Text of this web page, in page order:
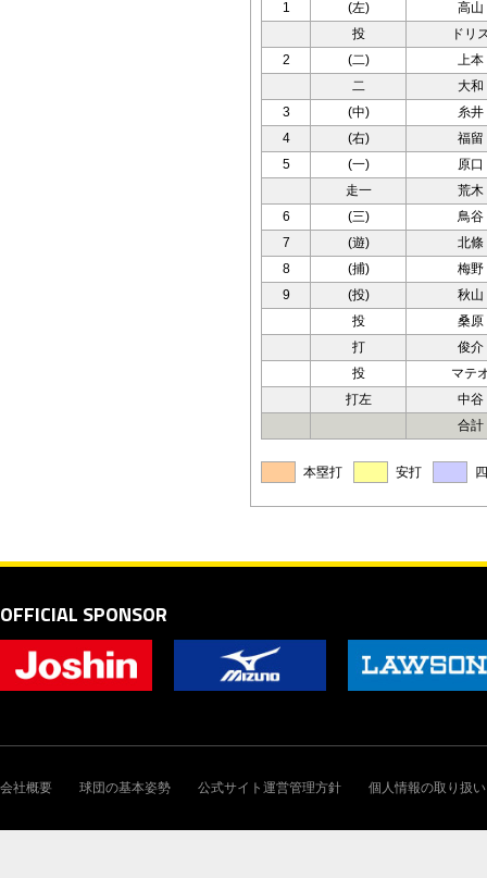
1 (左)
高山
投
ドリ
2
(二)
上本
二
大和
3
(中)
糸井
4
(右)
福留
5
(一)
原口
走一
荒木
6
(三)
鳥谷
7
(遊)
北條
8
(捕)
梅野
9
(投)
秋山
投
桑原
打
俊介
投
マテ
打左
中谷
合計
本塁打 安打
OFFICIAL SPONSOR
会社概要 球団の基本姿勢 公式サイト運営管理方針 個人情報の取り扱い